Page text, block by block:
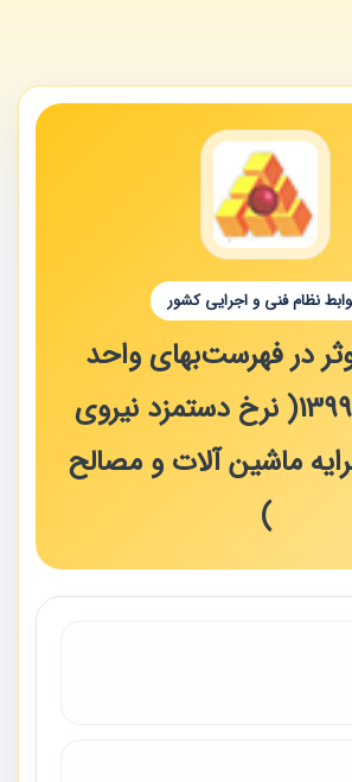
نظام فنی و اجرایی کشور
در فهرست‌بهای واحد
پایه سال 1399( نرخ دستمزد نیروی
ماشین آلات و مصالح
)